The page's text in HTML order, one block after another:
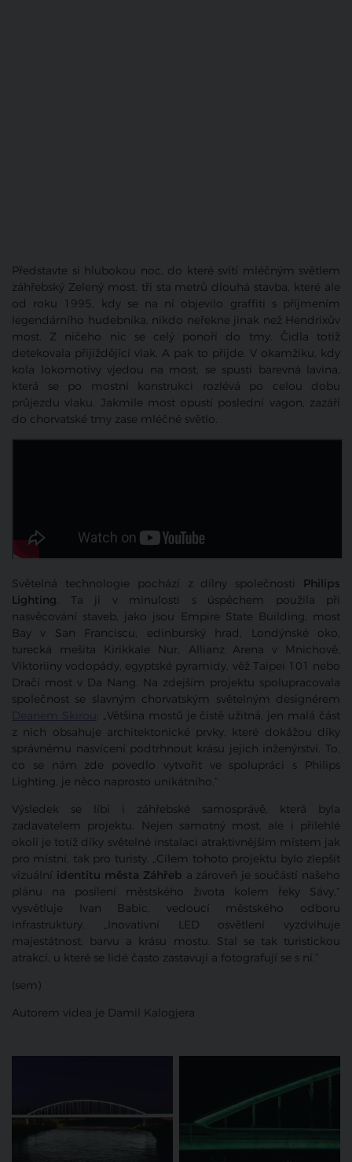
Představte si hlubokou noc, do které svítí mléčným světlem
záhřebský Zelený most, tři sta metrů dlouhá stavba, které ale
od roku 1995, kdy se na ní objevilo graffiti s příjmením
legendárního hudebníka, nikdo neřekne jinak než Hendrixův
most. Z ničeho nic se celý ponoří do tmy. Čidla totiž
detekovala přijíždějící vlak. A pak to přijde. V okamžiku, kdy
kola lokomotivy vjedou na most, se spustí barevná lavina,
která se po mostní konstrukci rozlévá po celou dobu
průjezdu vlaku. Jakmile most opustí poslední vagon, zazáří
do chorvatské tmy zase mléčné světlo.
Světelná technologie pochází z dílny společnosti Philips
Lighting. Ta ji v minulosti s úspěchem použila při
nasvěcování staveb, jako jsou Empire State Building, most
Bay v San Franciscu, edinburský hrad, Londýnské oko,
turecká mešita Kirikkale Nur, Allianz Arena v Mnichově,
Viktoriiny vodopády, egyptské pyramidy, věž Taipei 101 nebo
Dračí most v Da Nang. Na zdejším projektu spolupracovala
společnost se slavným chorvatským světelným designérem
Deanem Skirou : „Většina mostů je čistě užitná, jen malá část
z nich obsahuje architektonické prvky, které dokážou díky
správnému nasvícení podtrhnout krásu jejich inženýrství. To,
co se nám zde povedlo vytvořit ve spolupráci s Philips
Lighting, je něco naprosto unikátního.“
Výsledek se líbí i záhřebské samosprávě, která byla
zadavatelem projektu. Nejen samotný most, ale i přilehlé
okolí je totiž díky světelné instalaci atraktivnějším místem jak
pro místní, tak pro turisty. „Cílem tohoto projektu bylo zlepšit
vizuální identitu města Záhřeb a zároveň je součástí našeho
plánu na posílení městského života kolem řeky Sávy,“
vysvětluje Ivan Babic, vedoucí městského odboru
infrastruktury. „Inovativní LED osvětlení vyzdvihuje
majestátnost, barvu a krásu mostu. Stal se tak turistickou
atrakcí, u které se lidé často zastavují a fotografují se s ní.“
(sem)
Autorem videa je Damil Kalogjera